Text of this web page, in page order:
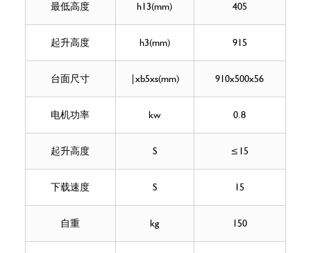
最低高度 h13(mm) 405
起升高度 h3(mm) 915
台面尺寸 |xb5xs(mm) 910x500x56
电机功率 kw 0.8
起升高度 S ≤15
下载速度 S 15
自重 kg 150